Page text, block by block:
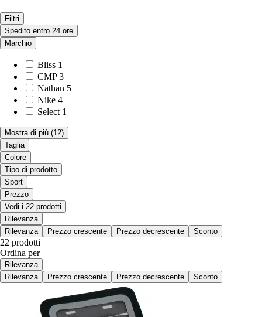
Filtri
Spedito entro 24 ore
Marchio
Bliss 1
CMP 3
Nathan 5
Nike 4
Select 1
Mostra di più (12)
Taglia
Colore
Tipo di prodotto
Sport
Prezzo
Vedi i 22 prodotti
Rilevanza
Rilevanza
Prezzo crescente Prezzo decrescente Sconto
22 prodotti
Ordina per
Rilevanza
Rilevanza
Prezzo crescente Prezzo decrescente Sconto